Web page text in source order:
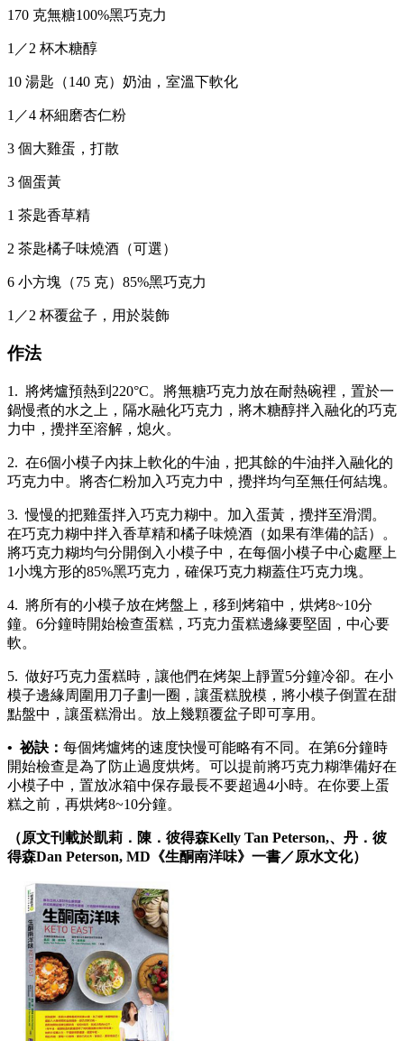
170 克無糖100%黑巧克力
1／2 杯木糖醇
10 湯匙（140 克）奶油，室溫下軟化
1／4 杯細磨杏仁粉
3 個大雞蛋，打散
3 個蛋黃
1 茶匙香草精
2 茶匙橘子味燒酒（可選）
6 小方塊（75 克）85%黑巧克力
1／2 杯覆盆子，用於裝飾
作法
1. 將烤爐預熱到220°C。將無糖巧克力放在耐熱碗裡，置於一
鍋慢煮的水之上，隔水融化巧克力，將木糖醇拌入融化的巧克
力中，攪拌至溶解，熄火。
2. 在6個小模子內抹上軟化的牛油，把其餘的牛油拌入融化的
巧克力中。將杏仁粉加入巧克力中，攪拌均勻至無任何結塊。
3. 慢慢的把雞蛋拌入巧克力糊中。加入蛋黃，攪拌至滑潤。
在巧克力糊中拌入香草精和橘子味燒酒（如果有準備的話）。
將巧克力糊均勻分開倒入小模子中，在每個小模子中心處壓上
1小塊方形的85%黑巧克力，確保巧克力糊蓋住巧克力塊。
4. 將所有的小模子放在烤盤上，移到烤箱中，烘烤8~10分
鐘。6分鐘時開始檢查蛋糕，巧克力蛋糕邊緣要堅固，中心要
軟。
5. 做好巧克力蛋糕時，讓他們在烤架上靜置5分鐘冷卻。在小
模子邊緣周圍用刀子劃一圈，讓蛋糕脫模，將小模子倒置在甜
點盤中，讓蛋糕滑出。放上幾顆覆盆子即可享用。
• 祕訣： 每個烤爐烤的速度快慢可能略有不同。在第6分鐘時
開始檢查是為了防止過度烘烤。可以提前將巧克力糊準備好在
小模子中，置放冰箱中保存最長不要超過4小時。在你要上蛋
糕之前，再烘烤8~10分鐘。
（原文刊載於凱莉．陳．彼得森Kelly Tan Peterson,、丹．彼
得森Dan Peterson, MD《生酮南洋味》一書／原水文化）